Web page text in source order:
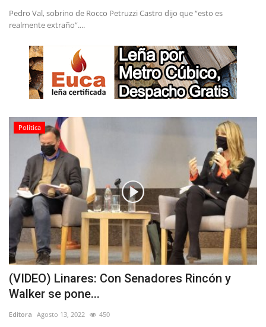
Pedro Val, sobrino de Rocco Petruzzi Castro dijo que “esto es
realmente extraño”....
Política
(VIDEO) Linares: Con Senadores Rincón y
Walker se pone...
Editora Agosto 13, 2022 450